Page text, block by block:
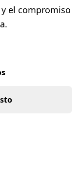
el compromiso